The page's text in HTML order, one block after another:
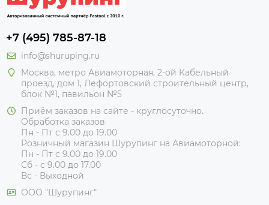
+7 (495) 785-87-18
info@shuruping.ru
Москва, метро Авиамоторная, 2-ой Кабельный
проезд, дом 1, Лефортовский строительный центр,
блок №1, павильон №5
Приём заказов на сайте - круглосуточно.
Обработка заказов
Пн - Пт с 9.00 до 19.00
Розничный магазин Шурупинг на Авиамоторной:
Пн - Пт с 9.00 до 19.00
Сб - с 9.00 до 17.00
Вс - Выходной
ООО "Шурупинг"